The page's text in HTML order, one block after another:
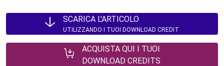
SCARICA L'ARTICOLO
UTILIZZANDO I TUOI DOWNLOAD CREDIT
ACQUISTA QUI I TUOI
DOWNLOAD CREDITS